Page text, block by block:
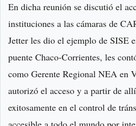
En dicha reunión se discutió el
instituciones a las cámaras de
Jetter les dio el ejemplo de SISE
puente Chaco-Corrientes, les
como Gerente Regional NEA en
autorizó el acceso y a partir de
exitosamente en el control de